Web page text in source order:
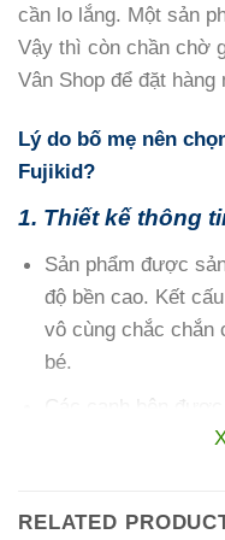
cần lo lắng. Một sản
Vậy thì còn chần chờ
Vân Shop để đặt hàng
Lý do bố mẹ nên
Fujikid?
1. Thiết kế thông
Sản phẩm được
độ bền cao. Kết
vô cùng chắc chắn
bé.
Các cạnh bên
mát, chắc chắn.
RELATED